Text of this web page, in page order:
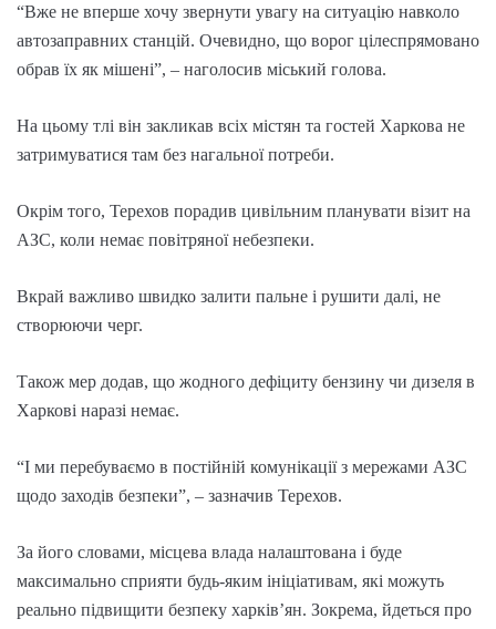
“Вже не вперше хочу звернути увагу на ситуацію навколо
автозаправних станцій. Очевидно, що ворог цілеспрямовано
обрав їх як мішені”, – наголосив міський голова.
На цьому тлі він закликав всіх містян та гостей Харкова не
затримуватися там без нагальної потреби.
Окрім того, Терехов порадив цивільним планувати візит на
АЗС, коли немає повітряної небезпеки.
Вкрай важливо швидко залити пальне і рушити далі, не
створюючи черг.
Також мер додав, що жодного дефіциту бензину чи дизеля в
Харкові наразі немає.
“І ми перебуваємо в постійній комунікації з мережами АЗС
щодо заходів безпеки”, – зазначив Терехов.
За його словами, місцева влада налаштована і буде
максимально сприяти будь-яким ініціативам, які можуть
реально підвищити безпеку харківʼян. Зокрема, йдеться про